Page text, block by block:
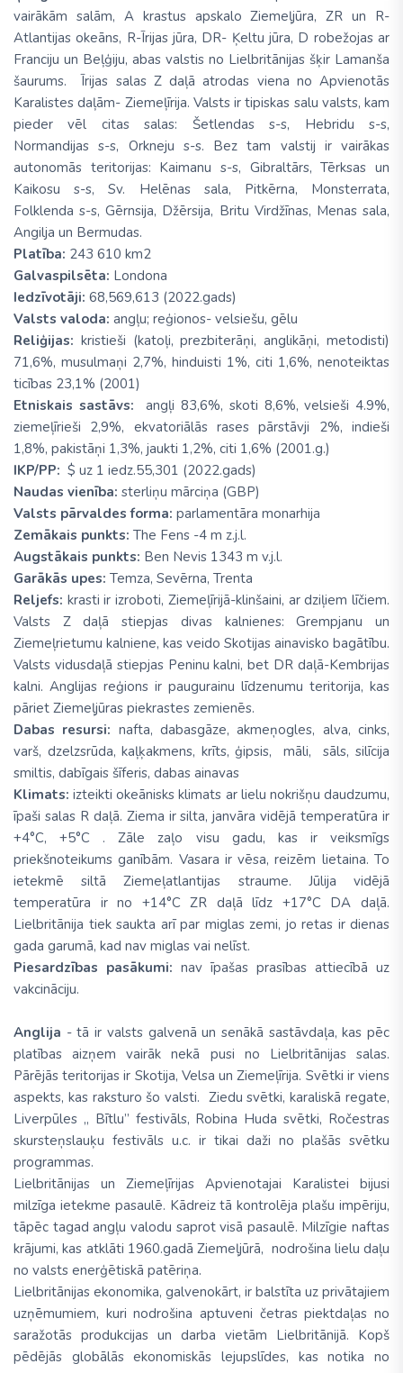
vairākām salām, A krastus apskalo Ziemeļjūra, ZR un R-
Atlantijas okeāns, R-Īrijas jūra, DR- Ķeltu jūra, D robežojas ar
Franciju un Beļģiju, abas valstis no Lielbritānijas šķir Lamanša
šaurums. Īrijas salas Z daļā atrodas viena no Apvienotās
Karalistes daļām- Ziemeļīrija. Valsts ir tipiskas salu valsts, kam
pieder vēl citas salas: Šetlendas s-s, Hebridu s-s,
Normandijas s-s, Orkneju s-s. Bez tam valstij ir vairākas
autonomās teritorijas: Kaimanu s-s, Gibraltārs, Tērksas un
Kaikosu s-s, Sv. Helēnas sala, Pitkērna, Monsterrata,
Folklenda s-s, Gērnsija, Džērsija, Britu Virdžīnas, Menas sala,
Angilja un Bermudas.
Platība: 243 610 km2
Galvaspilsēta: Londona
Iedzīvotāji: 68,569,613 (2022.gads)
Valsts valoda: angļu; reģionos- velsiešu, gēlu
Reliģijas: kristieši (katoļi, prezbiterāņi, anglikāņi, metodisti)
71,6%, musulmaņi 2,7%, hinduisti 1%, citi 1,6%, nenoteiktas
ticības 23,1% (2001)
Etniskais sastāvs: angļi 83,6%, skoti 8,6%, velsieši 4.9%,
ziemeļīrieši 2,9%, ekvatoriālās rases pārstāvji 2%, indieši
1,8%, pakistāņi 1,3%, jaukti 1,2%, citi 1,6% (2001.g.)
IKP/PP: $ uz 1 iedz.55,301 (2022.gads)
Naudas vienība: sterliņu mārciņa (GBP)
Valsts pārvaldes forma: parlamentāra monarhija
Zemākais punkts: The Fens -4 m z.j.l.
Augstākais punkts: Ben Nevis 1343 m v.j.l.
Garākās upes: Temza, Sevērna, Trenta
Reljefs: krasti ir izroboti, Ziemeļīrijā-klinšaini, ar dziļiem līčiem.
Valsts Z daļā stiepjas divas kalnienes: Grempjanu un
Ziemeļrietumu kalniene, kas veido Skotijas ainavisko bagātību.
Valsts vidusdaļā stiepjas Peninu kalni, bet DR daļā-Kembrijas
kalni. Anglijas reģions ir paugurainu līdzenumu teritorija, kas
pāriet Ziemeļjūras piekrastes zemienēs.
Dabas resursi: nafta, dabasgāze, akmeņogles, alva, cinks,
varš, dzelzsrūda, kaļķakmens, krīts, ģipsis, māli, sāls, silīcija
smiltis, dabīgais šīferis, dabas ainavas
Klimats: izteikti okeānisks klimats ar lielu nokrišņu daudzumu,
īpaši salas R daļā. Ziema ir silta, janvāra vidējā temperatūra ir
+4°C, +5°C . Zāle zaļo visu gadu, kas ir veiksmīgs
priekšnoteikums ganībām. Vasara ir vēsa, reizēm lietaina. To
ietekmē siltā Ziemeļatlantijas straume. Jūlija vidējā
temperatūra ir no +14°C ZR daļā līdz +17°C DA daļā.
Lielbritānija tiek saukta arī par miglas zemi, jo retas ir dienas
gada garumā, kad nav miglas vai nelīst.
Piesardzības pasākumi: nav īpašas prasības attiecībā uz
vakcināciju.
Anglija - tā ir valsts galvenā un senākā sastāvdaļa, kas pēc
platības aizņem vairāk nekā pusi no Lielbritānijas salas.
Pārējās teritorijas ir Skotija, Velsa un Ziemeļīrija. Svētki ir viens
aspekts, kas raksturo šo valsti. Ziedu svētki, karaliskā regate,
Liverpūles „ Bītlu” festivāls, Robina Huda svētki, Ročestras
skursteņslauķu festivāls u.c. ir tikai daži no plašās svētku
programmas.
Lielbritānijas un Ziemeļīrijas Apvienotajai Karalistei bijusi
milzīga ietekme pasaulē. Kādreiz tā kontrolēja plašu impēriju,
tāpēc tagad angļu valodu saprot visā pasaulē. Milzīgie naftas
krājumi, kas atklāti 1960.gadā Ziemeļjūrā, nodrošina lielu daļu
no valsts enerģētiskā patēriņa.
Lielbritānijas ekonomika, galvenokārt, ir balstīta uz privātajiem
uzņēmumiem, kuri nodrošina aptuveni četras piektdaļas no
saražotās produkcijas un darba vietām Lielbritānijā. Kopš
pēdējās globālās ekonomiskās lejupslīdes, kas notika no